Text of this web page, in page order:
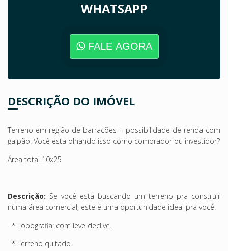
WHATSAPP
FALE AGORA
DESCRIÇÃO DO IMÓVEL
Terreno em região de barracões + possibilidade de renda com
galpão. Você está olhando isso como comprador ou investidor?
Área total 10x25
Descrição: Se você está buscando um terreno pra construir
numa área comercial, este é uma oportunidade ideal pra você.
¨* Topografia: com leve declive.
¨* Terreno quitado.